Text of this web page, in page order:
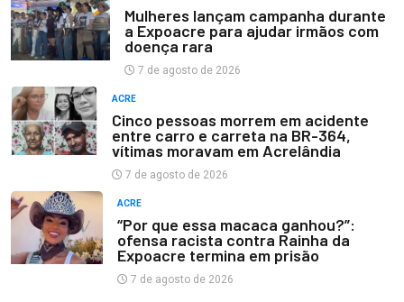
Mulheres lançam campanha durante
a Expoacre para ajudar irmãos com
doença rara
7 de agosto de 2026
ACRE
Cinco pessoas morrem em acidente
entre carro e carreta na BR-364,
vítimas moravam em Acrelândia
7 de agosto de 2026
ACRE
“Por que essa macaca ganhou?”:
ofensa racista contra Rainha da
Expoacre termina em prisão
7 de agosto de 2026